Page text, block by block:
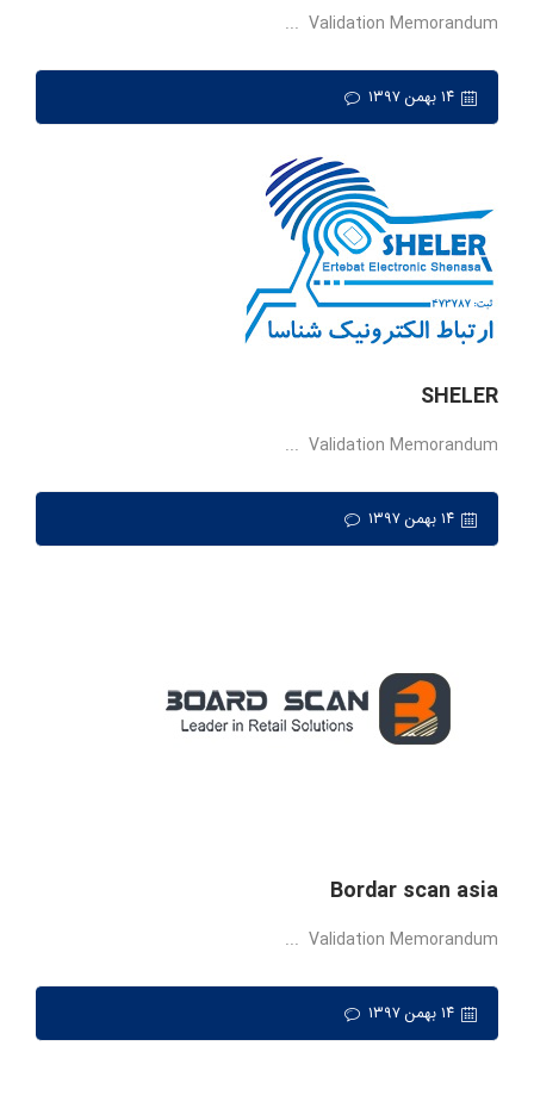
Validation Memorandum ...
۱۴ بهمن ۱۳۹۷
SHELER
Validation Memorandum ...
۱۴ بهمن ۱۳۹۷
Bordar scan asia
Validation Memorandum ...
۱۴ بهمن ۱۳۹۷